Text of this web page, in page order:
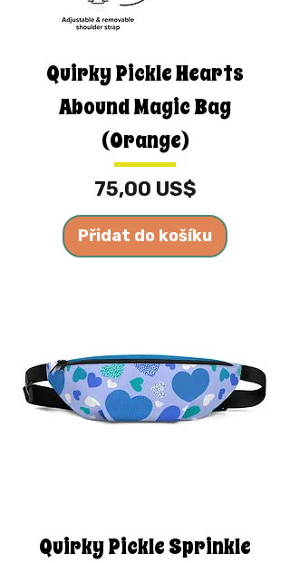
Quirky Pickle Hearts
Abound Magic Bag
(Orange)
Cena
75,00 US$
Přidat do košíku
Quirky Pickle Sprinkle